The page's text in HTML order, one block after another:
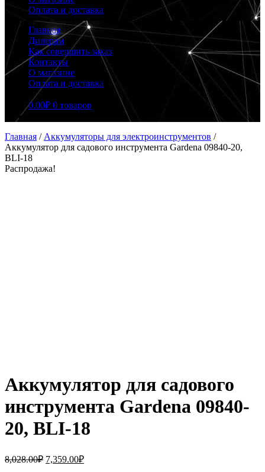
Оплата и доставка
Главная
Дилерам
Как совершить заказ
Контакты
О магазине
Оплата и доставка
0.00₽ 0 товаров
Главная / Аккумуляторы для электроинструментов /
Аккумулятор для садового инструмента Gardena 09840-20,
BLI-18
Распродажа!
Аккумулятор для садового
инструмента Gardena 09840-
20, BLI-18
8,028.00₽ Первоначальная
7,359.00₽Текущая